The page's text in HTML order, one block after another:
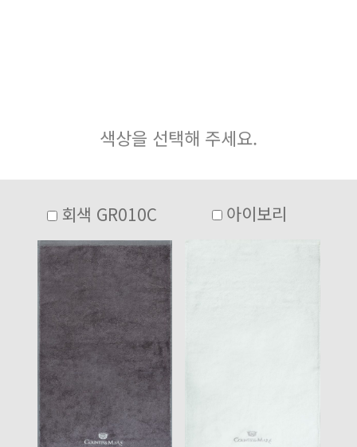
색상을 선택해 주세요.
회색 GR010C 아이보리